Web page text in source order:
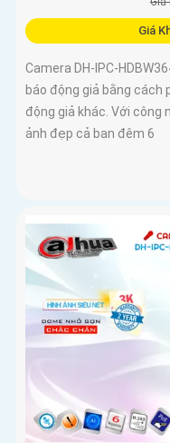
Giá
Camera DH-IPC-
báo động giả bằng cách
động giả khác. Với công
ảnh đẹp cả ban đêm 6